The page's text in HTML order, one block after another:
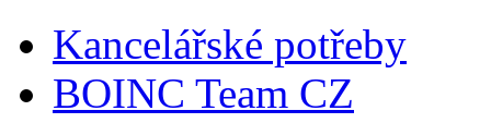
Kancelářské potřeby
BOINC Team CZ